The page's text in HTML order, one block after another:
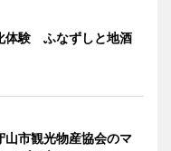
体験 ふなずしと地酒
山市観光物産協会のマ